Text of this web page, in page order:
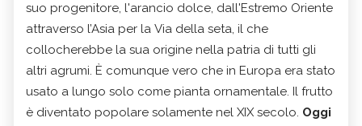
suo progenitore, l'arancio dolce, dall'Estremo Oriente
attraverso l’Asia per la Via della seta, il che
collocherebbe la sua origine nella patria di tutti gli
altri agrumi. È comunque vero che in Europa era stato
usato a lungo solo come pianta ornamentale. Il frutto
è diventato popolare solamente nel XIX secolo. Oggi